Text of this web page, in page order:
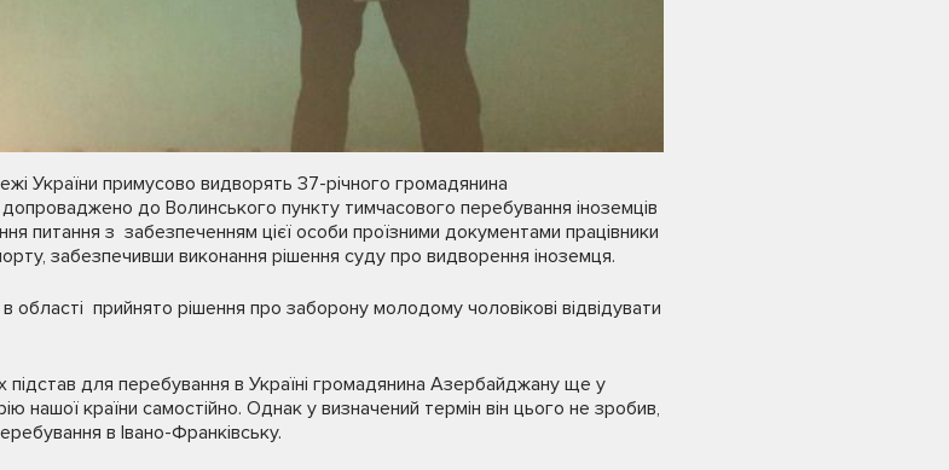
України примусово видворять 37-річного громадянина
до Волинського пункту тимчасового перебування іноземців
питання з забезпеченням цієї особи проїзними документами працівники
забезпечивши виконання рішення суду про видворення іноземця.
прийнято рішення про заборону молодому чоловікові відвідувати
для перебування в Україні громадянина Азербайджану ще у
нашої країни самостійно. Однак у визначений термін він цього не зробив,
в Івано-Франківську.